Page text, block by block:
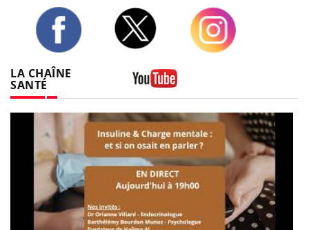
LA CHAÎNE
SANTÉ
Youtube